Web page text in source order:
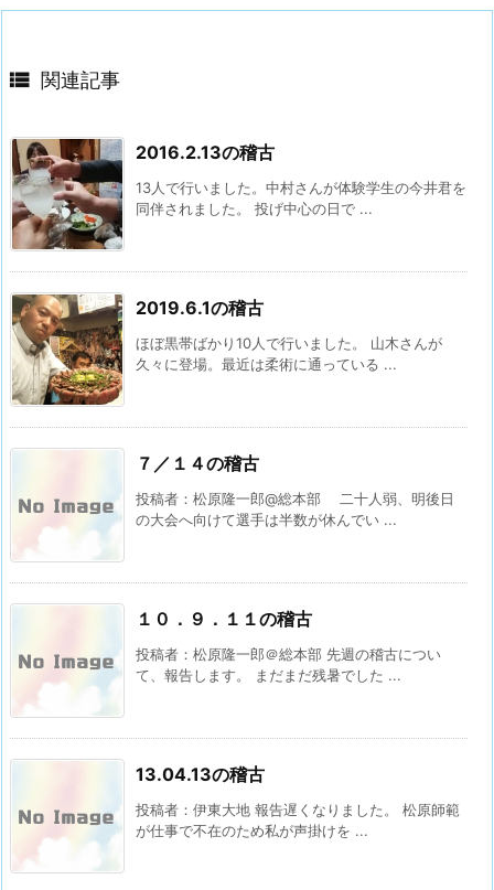
 関連記事
2016.2.13の稽古
13人で行いました。中村さんが体験学生の今井君を
同伴されました。 投げ中心の日で ...
2019.6.1の稽古
ほぼ黒帯ばかり10人で行いました。 山木さんが
久々に登場。最近は柔術に通っている ...
７／１４の稽古
投稿者：松原隆一郎@総本部 二十人弱、明後日
の大会へ向けて選手は半数が休んでい ...
１０．９．１１の稽古
投稿者：松原隆一郎＠総本部 先週の稽古につい
て、報告します。 まだまだ残暑でした ...
13.04.13の稽古
投稿者：伊東大地 報告遅くなりました。 松原師範
が仕事で不在のため私が声掛けを ...